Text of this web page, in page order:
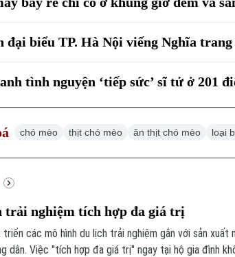
đại biểu TP. Hà Nội viếng Nghĩa
tình nguyện ‘tiếp sức’ sĩ tử ở 201
chó mèo thịt chó mèo ăn thịt chó mèo loại
trải nghiệm tích hợp đa giá trị
các mô hình du lịch trải nghiệm gắn với sản xuất
dân. Việc "tích hợp đa giá trị" ngay tại hộ gia đình